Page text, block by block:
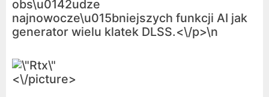
obs\u0142udze
najnowocze\u015bniejszych funkcji AI jak
generator wielu klatek DLSS.<\/p>\n
<\/picture>